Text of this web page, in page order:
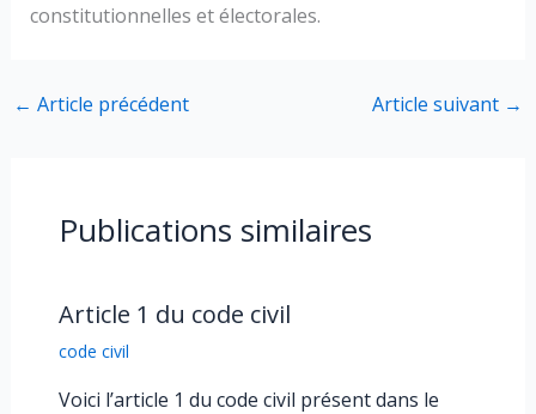
constitutionnelles et électorales.
← Article précédent Article suivant →
Publications similaires
Article 1 du code civil
code civil
Voici l’article 1 du code civil présent dans le